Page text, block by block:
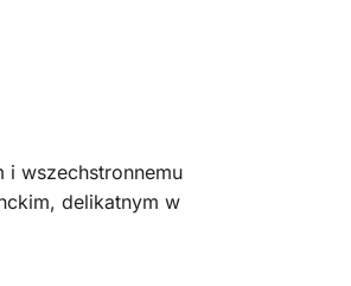
wszechstronnemu
delikatnym w